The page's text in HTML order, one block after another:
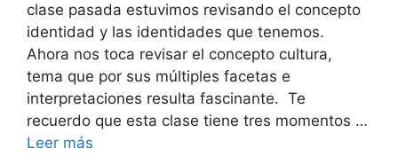
clase pasada estuvimos revisando el concepto
identidad y las identidades que tenemos.
Ahora nos toca revisar el concepto cultura,
tema que por sus múltiples facetas e
interpretaciones resulta fascinante. Te
recuerdo que esta clase tiene tres momentos …
Leer más